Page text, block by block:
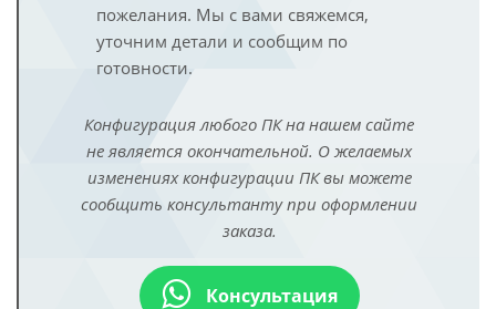
пожелания. Мы с вами свяжемся,
уточним детали и сообщим по
готовности.
Конфигурация любого ПК на нашем сайте
не является окончательной. О желаемых
изменениях конфигурации ПК вы можете
сообщить консультанту при оформлении
заказа.
Консультация